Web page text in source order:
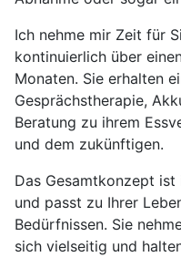
Ich nehme mir Zeit für
kontinuierlich über
Monaten. Sie erhalten
Gesprächstherapie,
Beratung zu ihrem
und dem zukünftigen.
Das Gesamtkonzept
und passt zu Ihrer
Bedürfnissen. Sie
sich vielseitig und